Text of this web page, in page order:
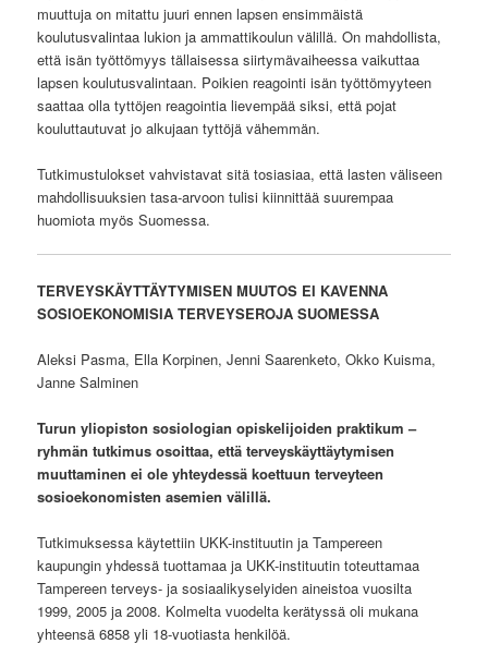
muuttuja on mitattu juuri ennen lapsen ensimmäistä
koulutusvalintaa lukion ja ammattikoulun välillä. On mahdollista,
että isän työttömyys tällaisessa siirtymävaiheessa vaikuttaa
lapsen koulutusvalintaan. Poikien reagointi isän työttömyyteen
saattaa olla tyttöjen reagointia lievempää siksi, että pojat
kouluttautuvat jo alkujaan tyttöjä vähemmän.
Tutkimustulokset vahvistavat sitä tosiasiaa, että lasten väliseen
mahdollisuuksien tasa-arvoon tulisi kiinnittää suurempaa
huomiota myös Suomessa.
TERVEYSKÄYTTÄYTYMISEN MUUTOS EI KAVENNA
SOSIOEKONOMISIA TERVEYSEROJA SUOMESSA
Aleksi Pasma, Ella Korpinen, Jenni Saarenketo, Okko Kuisma,
Janne Salminen
Turun yliopiston sosiologian opiskelijoiden praktikum –
ryhmän tutkimus osoittaa, että terveyskäyttäytymisen
muuttaminen ei ole yhteydessä koettuun terveyteen
sosioekonomisten asemien välillä.
Tutkimuksessa käytettiin UKK-instituutin ja Tampereen
kaupungin yhdessä tuottamaa ja UKK-instituutin toteuttamaa
Tampereen terveys- ja sosiaalikyselyiden aineistoa vuosilta
1999, 2005 ja 2008. Kolmelta vuodelta kerätyssä oli mukana
yhteensä 6858 yli 18-vuotiasta henkilöä.